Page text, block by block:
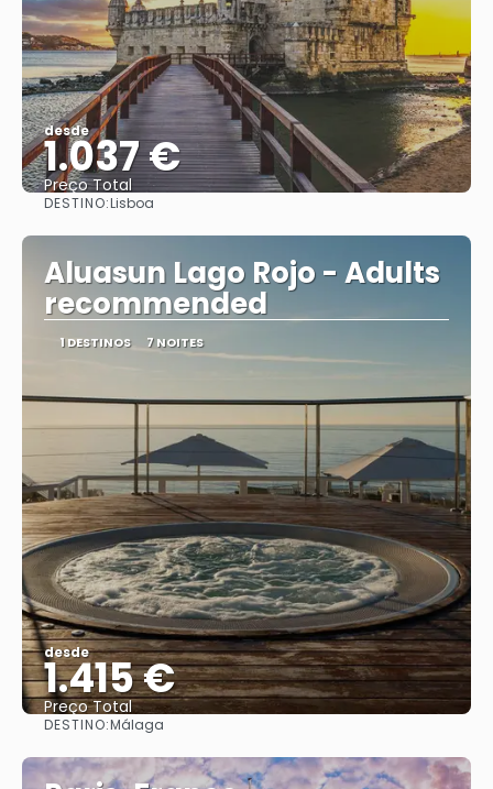
desde
1.037 €
Preço Total
DESTINO:Lisboa
Aluasun Lago Rojo - Adults
recommended
1 DESTINOS 7 NOITES
desde
1.415 €
Preço Total
DESTINO:Málaga